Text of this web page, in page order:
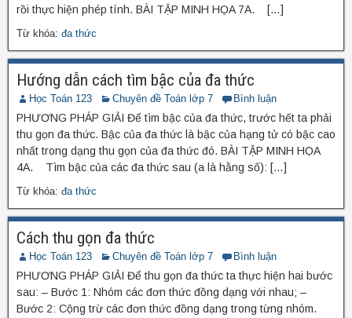
rồi thực hiện phép tính. BÀI TẬP MINH HỌA 7A. […]
Từ khóa: đa thức
Hướng dẫn cách tìm bậc của đa thức
Học Toán 123 Chuyên đề Toán lớp 7 Bình luận
PHƯƠNG PHÁP GIẢI Để tìm bậc của đa thức, trước hết ta phải
thu gọn đa thức. Bậc của đa thức là bậc của hạng tử có bậc cao
nhất trong dạng thu gọn của đa thức đó. BÀI TẬP MINH HỌA
4A. Tìm bậc của các đa thức sau (a là hằng số): […]
Từ khóa: đa thức
Cách thu gọn đa thức
Học Toán 123 Chuyên đề Toán lớp 7 Bình luận
PHƯƠNG PHÁP GIẢI Để thu gọn đa thức ta thực hiện hai bước
sau: – Bước 1: Nhóm các đơn thức đồng dạng với nhau; –
Bước 2: Cộng trừ các đơn thức đồng dạng trong từng nhóm.